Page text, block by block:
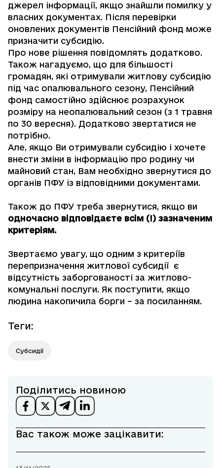
джерел інформації, якщо знайшли помилку у
власних документах. Після перевірки
оновлених документів Пенсійний фонд може
призначити субсидію.
Про нове рішення повідомлять додатково.
Також нагадуємо, що для більшості
громадян, які отримували житлову субсидію
під час опалювального сезону, Пенсійний
фонд самостійно здійснює розрахунок
розміру на неопалювальний сезон (з 1 травня
по 30 вересня). Додатково звертатися не
потрібно.
Але, якщо Ви отримували субсидію і хочете
внести зміни в інформацію про родину чи
майновий стан, Вам необхідно звернутися до
органів ПФУ із відповідними документами.
Також до ПФУ треба звернутися, якщо ви
одночасно відповідаєте всім (!) зазначеним
критеріям.
Звертаємо увагу, що одним з критеріїв
перепризначення житлової субсидії є
відсутність заборгованості за житлово-
комунальні послуги. Як поступити, якщо
людина накопичила борги – за посиланням.
Теги:
Субсидії
Поділитись новиною
Вас також може зацікавити: